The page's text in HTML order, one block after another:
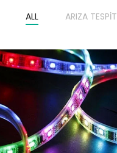
ALL ARIZA TESPIT